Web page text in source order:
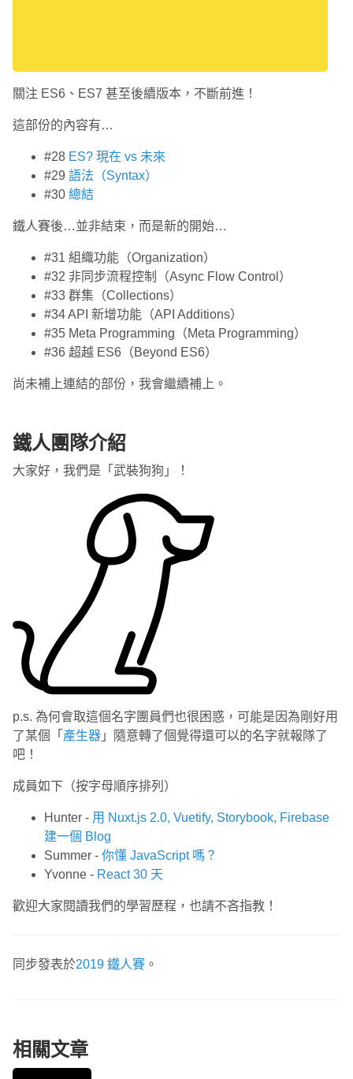
關注 ES6、ES7 甚至後續版本，不斷前進！
這部份的內容有…
#28 ES? 現在 vs 未來
#29 語法（Syntax）
#30 總結
鐵人賽後…並非結束，而是新的開始…
#31 組織功能（Organization）
#32 非同步流程控制（Async Flow Control）
#33 群集（Collections）
#34 API 新增功能（API Additions）
#35 Meta Programming（Meta Programming）
#36 超越 ES6（Beyond ES6）
尚未補上連結的部份，我會繼續補上。
鐵人團隊介紹
大家好，我們是「武裝狗狗」！
p.s. 為何會取這個名字團員們也很困惑，可能是因為剛好用
了某個「 產生器 」隨意轉了個覺得還可以的名字就報隊了
吧！
成員如下（按字母順序排列）
Hunter - 用 Nuxt.js 2.0, Vuetify, Storybook, Firebase
建一個 Blog
Summer - 你懂 JavaScript 嗎？
Yvonne - React 30 天
歡迎大家閱讀我們的學習歷程，也請不吝指教！
同步發表於2019 鐵人賽 。
相關文章